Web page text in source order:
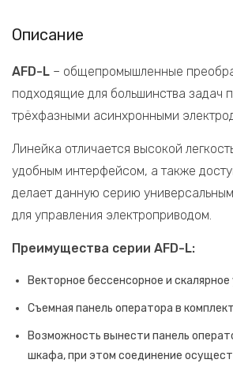
Описание
AFD-L – общепромышленные
подходящие для большинства задач
трёхфазными асинхронными
Линейка отличается высокой
удобным интерфейсом, а также
делает данную серию
для управления электроприводом.
Преимущества серии AFD-L:
Векторное бессенсорное и скалярное
Съемная панель оператора в
Возможность вынести панель
шкафа, при этом соединение